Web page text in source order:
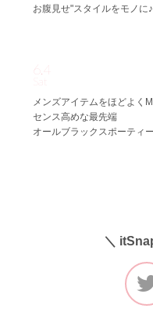
お腹見せ"スタイルをモノに♪
6.4
メンズアイテムをほどよく
センス高めな最先端
オールブラックスポーティー
＼